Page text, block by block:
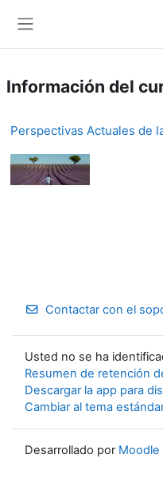
Información del
Perspectivas Actuales de
Contactar con el
Usted no se ha
Resumen de retención
Descargar la app para
Cambiar al tema
Desarrollado por Moodle